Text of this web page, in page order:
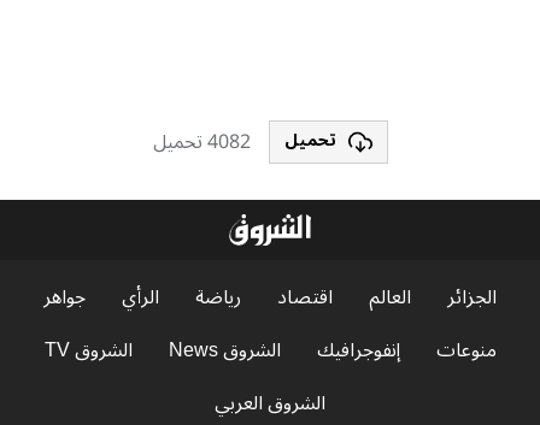
تحميل 4082 تحميل
الجزائر العالم اقتصاد رياضة الرأي
جواهر
منوعات
إنفوجرافيك الشروق News
الشروق TV
الشروق العربي